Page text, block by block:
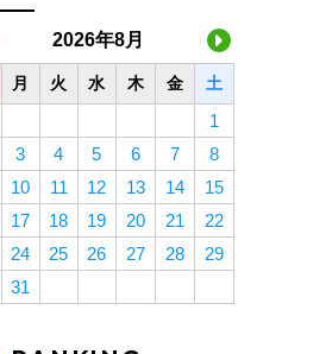
2026年8月
月 火 水 木 金 土
1
3 4 5 6 7
8
10 11 12 13 14
15
17 18 19 20 21
22
24 25 26 27 28
29
31